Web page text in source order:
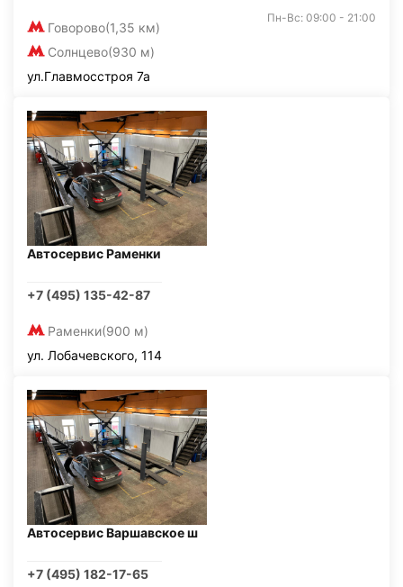
Говорово(1,35 км)
Солнцево(930 м)
Пн-Вс: 09:00 - 21:00
ул.Главмосстроя 7а
Автосервис Раменки
+7 (495) 135-42-87
Раменки(900 м)
ул. Лобачевского, 114
Автосервис Варшавское ш
+7 (495) 182-17-65